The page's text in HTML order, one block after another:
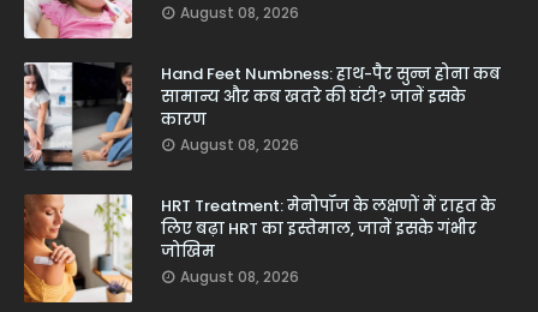
August 08, 2026
Hand Feet Numbness: हाथ-पैर सुन्न होना कब
सामान्य और कब खतरे की घंटी? जानें इसके
कारण
August 08, 2026
HRT Treatment: मेनोपॉज के लक्षणों में राहत के
लिए बढ़ा HRT का इस्तेमाल, जानें इसके गंभीर
जोखिम
August 08, 2026